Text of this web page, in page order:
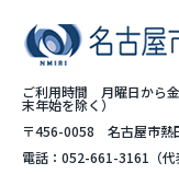
ご利用時間 月曜日から
末年始を除く）
〒456-0058 名古屋市熱
電話： 052-661-3161 （代